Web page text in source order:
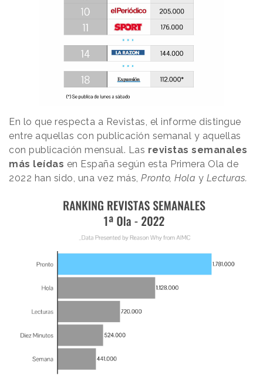
En lo que respecta a Revistas, el informe distingue
entre aquellas con publicación semanal y aquellas
con publicación mensual. Las revistas semanales
más leídas en España según esta Primera Ola de
2022 han sido, una vez más, Pronto, Hola y Lecturas.